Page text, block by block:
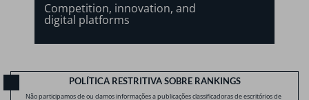
Competition, innovation, and
digital platforms
POLÍTICA RESTRITIVA SOBRE RANKINGS
Não participamos de ou damos informações a publicações classificadoras de escritórios de